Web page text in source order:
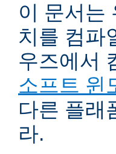
이 문서는
치를 컴파
우즈에서
소프트 윈
다른 플래
라.